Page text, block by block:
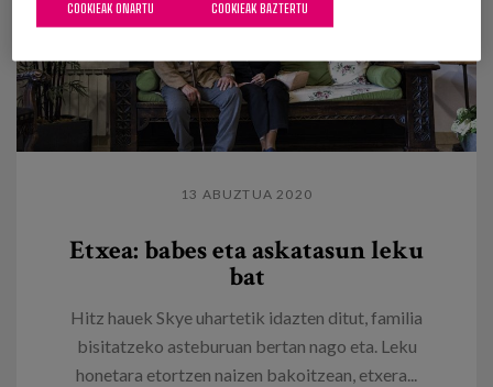
13 ABUZTUA 2020
Etxea: babes eta askatasun leku
bat
Hitz hauek Skye uhartetik idazten ditut, familia
bisitatzeko asteburuan bertan nago eta. Leku
honetara etortzen naizen bakoitzean, etxera...
COOKIEAK BAZTERTU
COOKIEAK ONARTU